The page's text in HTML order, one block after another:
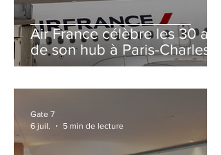
Air France célèbre les 30 ans
de son hub à Paris-Charles
de Gaulle
Gate 7
6 juil.
5 min de lecture